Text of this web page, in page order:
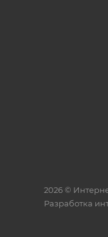
2026 ©
Разработка